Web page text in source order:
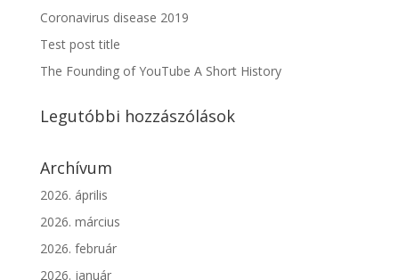
Coronavirus disease 2019
Test post title
The Founding of YouTube A Short History
Legutóbbi hozzászólások
Archívum
2026. április
2026. március
2026. február
2026. január